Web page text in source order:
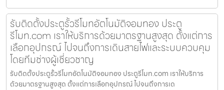
รับติดตั้งประตูรั้วรีโมทอัตโนมัติจอมทอง ประตู
รีโมท.com เราให้บริการด้วยมาตรฐานสูงสุด ตั้งแต่การ
เลือกอุปกรณ์ ไปจนถึงการเดินสายไฟและระบบควบคุม
โดยทีมช่างผู้เชี่ยวชาญ
รับติดตั้งประตูรั้วรีโมทอัตโนมัติจอมทอง ประตูรีโมท.com เราให้บริการ
ด้วยมาตรฐานสูงสุด ตั้งแต่การเลือกอุปกรณ์ ไปจนถึงการเด